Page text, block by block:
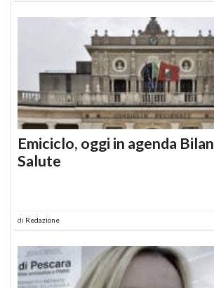
Emiciclo, oggi in agenda
Salute
di Redazione